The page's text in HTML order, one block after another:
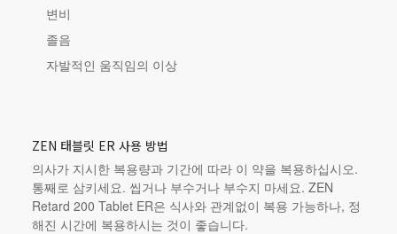
변비
졸음
자발적인 움직임의 이상
ZEN 태블릿 ER 사용 방법
의사가 지시한 복용량과 기간에 따라 이 약을 복용하십시오.
통째로 삼키세요. 씹거나 부수거나 부수지 마세요. ZEN
Retard 200 Tablet ER은 식사와 관계없이 복용 가능하나, 정
해진 시간에 복용하시는 것이 좋습니다.